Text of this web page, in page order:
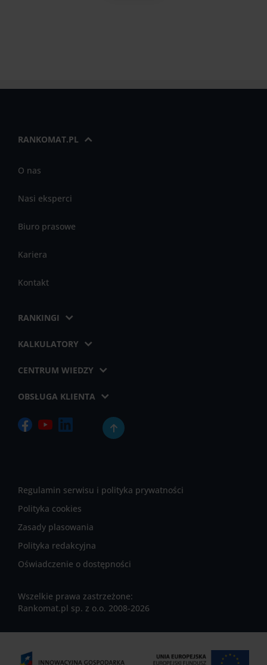
RANKOMAT.PL
O nas
Nasi eksperci
Biuro prasowe
Kariera
Kontakt
RANKINGI
KALKULATORY
CENTRUM WIEDZY
OBSŁUGA KLIENTA
Regulamin serwisu i polityka prywatności
Polityka cookies
Zasady plasowania
Polityka redakcyjna
Oświadczenie o dostępności
Wszelkie prawa zastrzeżone:
Rankomat.pl sp. z o.o. 2008-2026